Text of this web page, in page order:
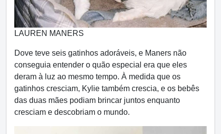
LAUREN MANERS
Dove teve seis gatinhos adoráveis, e Maners não
conseguia entender o quão especial era que eles
deram à luz ao mesmo tempo. À medida que os
gatinhos cresciam, Kylie também crescia, e os bebês
das duas mães podiam brincar juntos enquanto
cresciam e descobriam o mundo.